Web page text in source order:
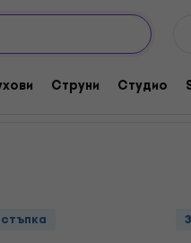
Струни Студио
за микрофони на метър